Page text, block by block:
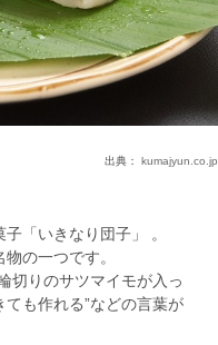
出典： kumajyun.co.jp
「いきなり団子」 。
の一つです。
切りのサツマイモが入っ
ても作れる”などの言葉が